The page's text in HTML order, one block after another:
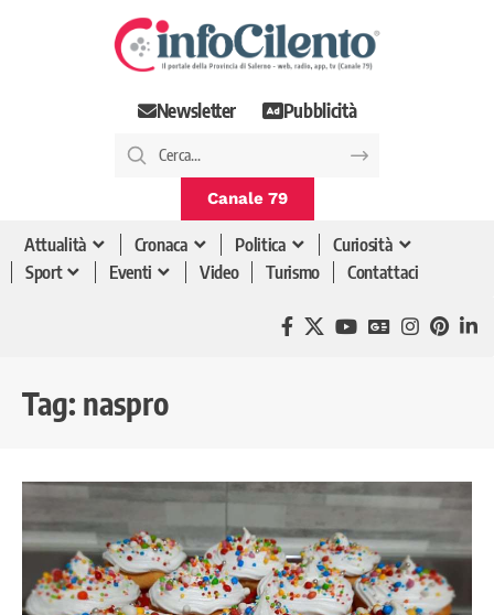
Newsletter Pubblicità
Canale 79
Attualità Cronaca Politica
Curiosità
Sport
Eventi Video Turismo Contattaci
Tag: naspro